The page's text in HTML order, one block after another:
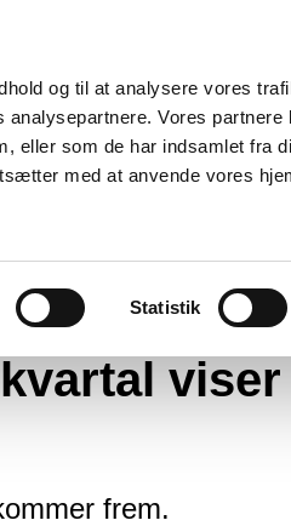
og til at analysere vores
Vores
eller som de har indsamlet fra
med at anvende vores
Statistik
frem.